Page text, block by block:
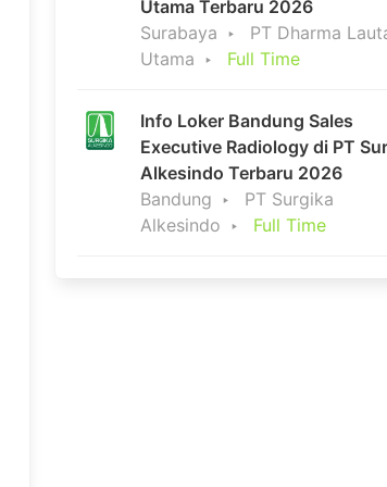
Utama Terbaru 2026
Surabaya
PT Dharma
Utama
Full Time
Info Loker Bandung Sales
Executive Radiology di PT
Alkesindo Terbaru 2026
Bandung
PT Surgika
Alkesindo
Full Time